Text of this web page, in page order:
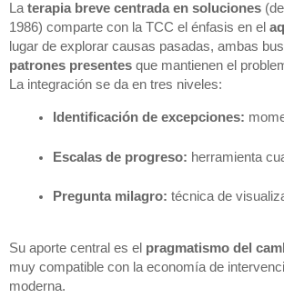
La terapia breve centrada en soluciones
1986) comparte con la TCC el énfasis en el
lugar de explorar causas pasadas, ambas
patrones presentes que mantienen el
La integración se da en tres niveles:
Identificación de excepciones:
Escalas de progreso: herramienta
Pregunta milagro: técnica de
Su aporte central es el pragmatismo del
muy compatible con la economía de
moderna.